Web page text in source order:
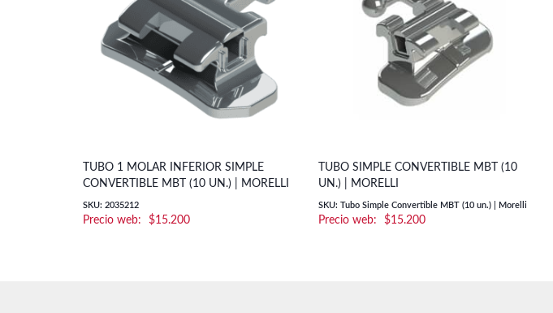
TUBO 1 MOLAR INFERIOR SIMPLE
CONVERTIBLE MBT (10 UN.) | MORELLI
SKU: 2035212
$15.200
TUBO SIMPLE CONVERTIBLE MBT (10
UN.) | MORELLI
SKU: Tubo Simple Convertible MBT (10 un.) | Morelli
$15.200